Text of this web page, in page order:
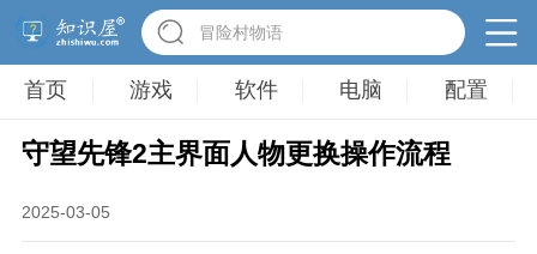
英雄无敌3塔防
首页 游戏 软件 电脑 配置
守望先锋2主界面人物更换操作流程
2025-03-05